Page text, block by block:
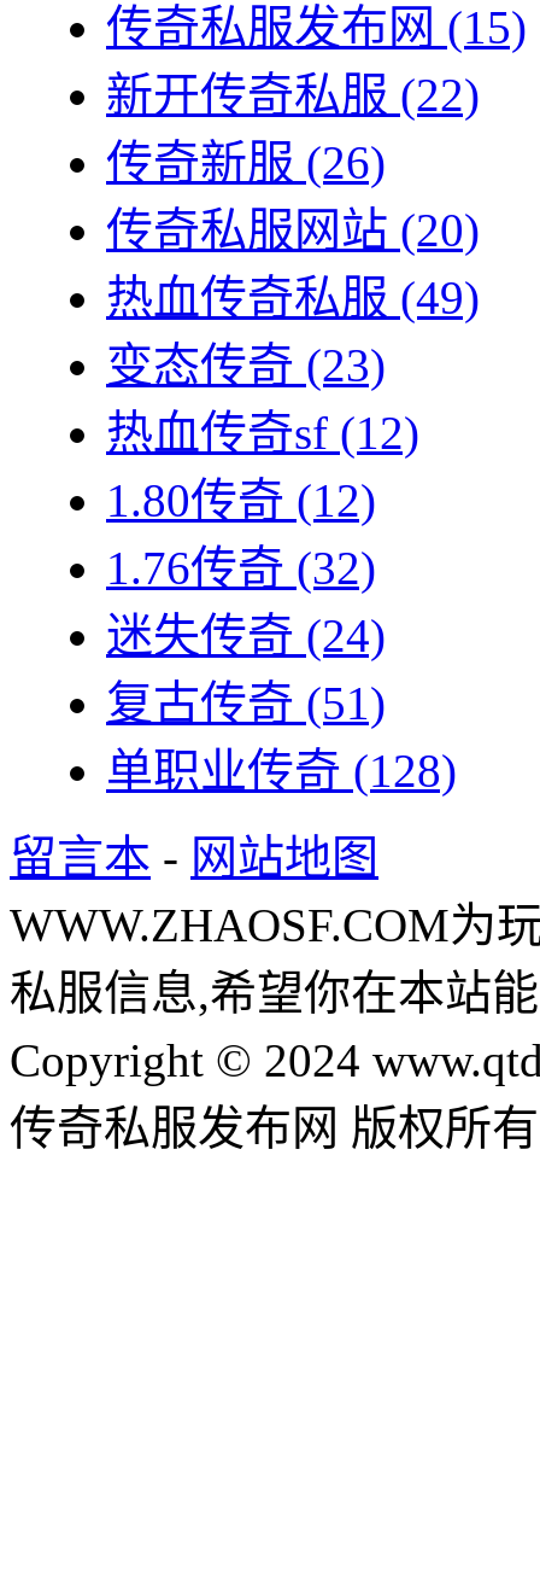
传奇私服发布网 (15)
新开传奇私服 (22)
传奇新服 (26)
传奇私服网站 (20)
热血传奇私服 (49)
变态传奇 (23)
热血传奇sf (12)
1.80传奇 (12)
1.76传奇 (32)
迷失传奇 (24)
复古传奇 (51)
单职业传奇 (128)
留言本 - 网站地图
WWW.ZHAOSF.COM为
私服信息,希望你在本站
Copyright © 2024
传奇私服发布网 版权所有